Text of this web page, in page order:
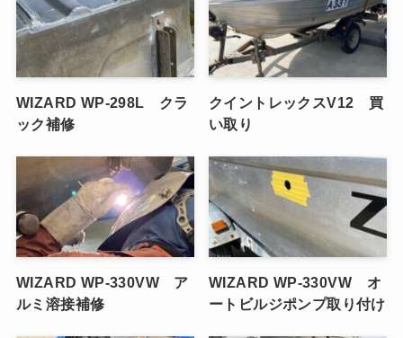
WIZARD WP-298L クラ
ック補修
クイントレックスV12 買
い取り
WIZARD WP-330VW ア
ルミ溶接補修
WIZARD WP-330VW オ
ートビルジポンプ取り付け